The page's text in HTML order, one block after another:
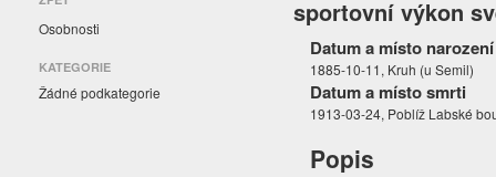
Osobnosti
KATEGORIE
Žádné podkategorie
sportovní výkon
Datum a místo narození
1885-10-11, Kruh (u Semil)
Datum a místo smrti
1913-03-24, Poblíž Labské
Popis